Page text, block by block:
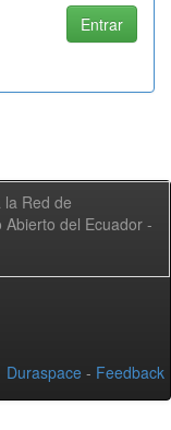
Red de
del Ecuador -
Duraspace - Feedback